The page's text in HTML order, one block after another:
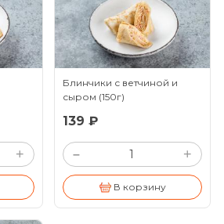
+
Блинчики с ветчиной и
сыром (150г)
139 ₽
– +
В корзину